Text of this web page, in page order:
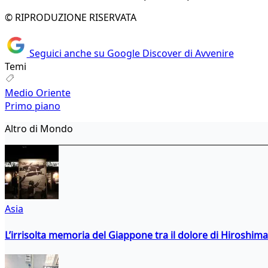
© RIPRODUZIONE RISERVATA
Seguici anche su Google Discover di Avvenire
Temi
Medio Oriente
Primo piano
Altro di Mondo
Asia
L’irrisolta memoria del Giappone tra il dolore di